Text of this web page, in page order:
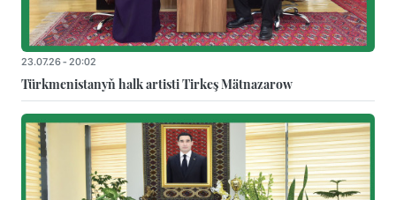
23.07.26 - 20:02
Türkmenistanyň halk artisti Tirkeş Mätnazarow